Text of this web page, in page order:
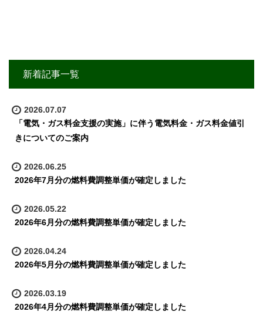
新着記事一覧
2026.07.07
「電気・ガス料金支援の実施」に伴う電気料金・ガス料金値引
きについてのご案内
2026.06.25
2026年7月分の燃料費調整単価が確定しました
2026.05.22
2026年6月分の燃料費調整単価が確定しました
2026.04.24
2026年5月分の燃料費調整単価が確定しました
2026.03.19
2026年4月分の燃料費調整単価が確定しました